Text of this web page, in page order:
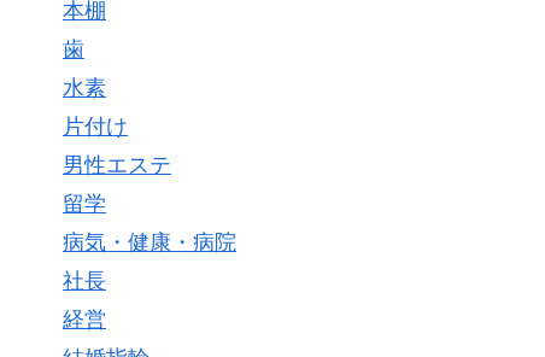
本棚
歯
水素
片付け
男性エステ
留学
病気・健康・病院
社長
経営